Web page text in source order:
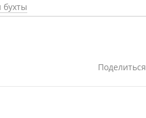
Поделиться